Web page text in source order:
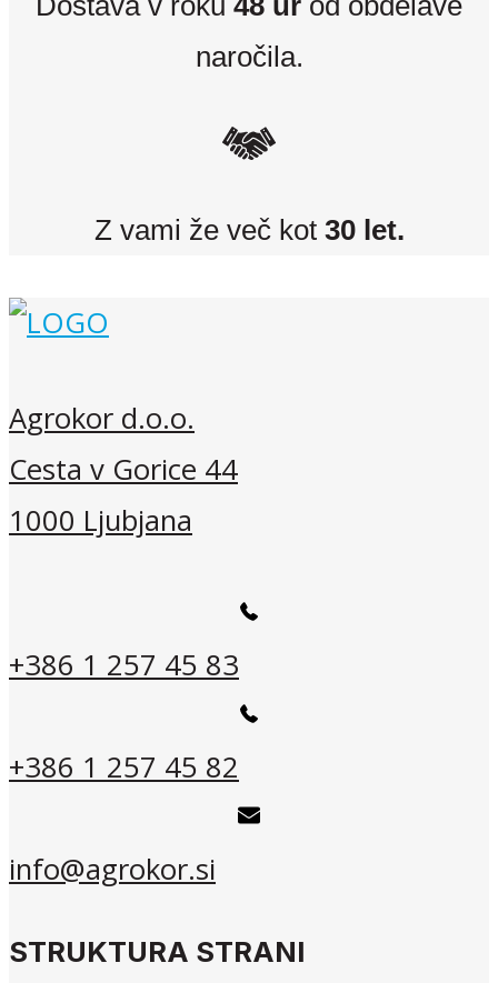
naročila.
Z vami že več kot 30 let.
Agrokor d.o.o.
Cesta v Gorice 44
1000 Ljubjana
+386 1 257 45 83
+386 1 257 45 82
info@agrokor.si
STRUKTURA STRANI